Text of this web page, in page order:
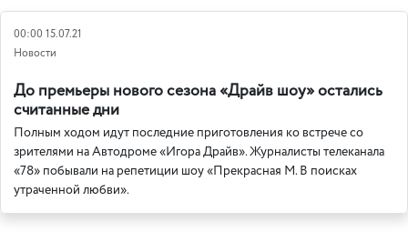
00:00 15.07.21
Новости
До премьеры нового сезона «Драйв шоу» остались
считанные дни
Полным ходом идут последние приготовления ко встрече со
зрителями на Автодроме «Игора Драйв». Журналисты телеканала
«78» побывали на репетиции шоу «Прекрасная М. В поисках
утраченной любви».